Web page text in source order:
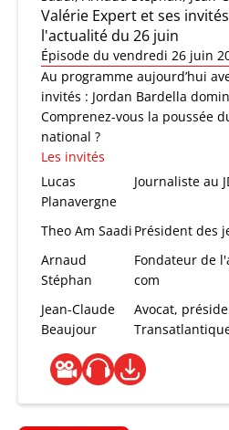
Valérie Expert et ses
l'actualité du 26 juin
Épisode du vendredi 26 juin
Au programme aujourd’hui
invités : Jordan Bardella
Comprenez-vous la poussée
national ?
Les invités
Lucas
Planavergne
Journaliste au
Theo Am Saadi Président des
Arnaud
Stéphan
Fondateur de
com
Jean-Claude
Beaujour
Avocat,